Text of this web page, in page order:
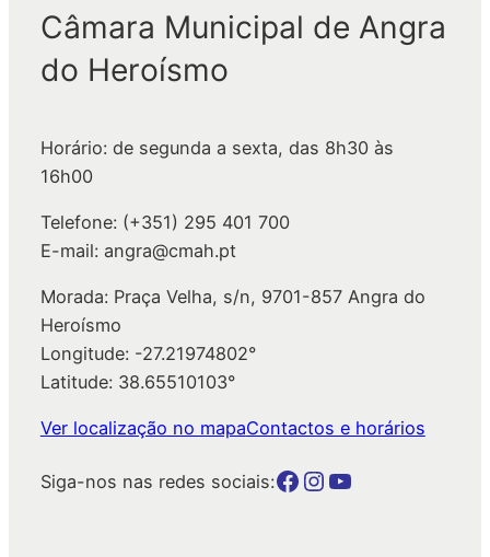
Câmara Municipal de Angra
do Heroísmo
Horário: de segunda a sexta, das 8h30 às
16h00
Telefone: (+351) 295 401 700
E-mail: angra@cmah.pt
Morada: Praça Velha, s/n, 9701-857 Angra do
Heroísmo
Longitude: -27.21974802°
Latitude: 38.65510103°
Ver localização no mapaContactos e horários
Siga-nos nas redes sociais:Botão para a página da autarquia no Facebook Botão para a página da autarquia no Instagram Botão para a página da autarquia no Youtube